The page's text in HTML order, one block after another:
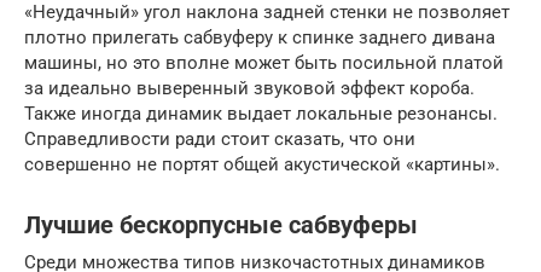
«Неудачный» угол наклона задней стенки не позволяет
плотно прилегать сабвуферу к спинке заднего дивана
машины, но это вполне может быть посильной платой
за идеально выверенный звуковой эффект короба.
Также иногда динамик выдает локальные резонансы.
Справедливости ради стоит сказать, что они
совершенно не портят общей акустической «картины».
Лучшие бескорпусные сабвуферы
Среди множества типов низкочастотных динамиков